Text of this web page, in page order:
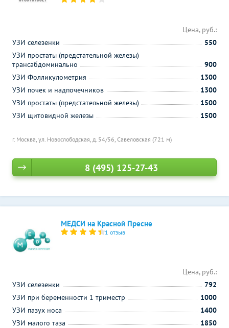
г. Москва, ул. Новослободская, д. 54/56, Савеловская (721 м)
Цена, руб.:
УЗИ селезенки
550
УЗИ простаты (предстательной железы)
трансабдоминально
900
УЗИ Фолликулометрия
1300
УЗИ почек и надпочечников
1300
УЗИ простаты (предстательной железы)
1500
УЗИ щитовидной железы
1500
8 (495) 125-27-43
МЕДСИ на Красной Пресне
1 отзыв
Цена, руб.:
УЗИ селезенки
792
УЗИ при беременности 1 триместр
1000
УЗИ пазух носа
1400
УЗИ малого таза
1850